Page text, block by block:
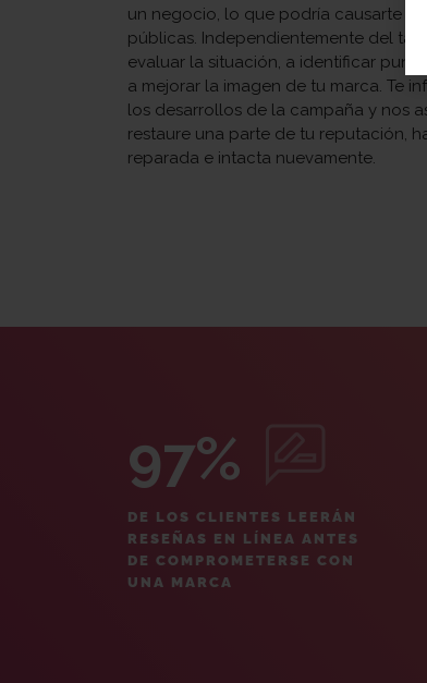
un negocio, lo que podría causarte
públicas. Independientemente del
evaluar la situación, a identificar
a mejorar la imagen de tu marca. Te
los desarrollos de la campaña y nos
restaure una parte de tu reputación,
reparada e intacta nuevamente.
97%
DE LOS CLIENTES LEERÁN
RESEÑAS EN LÍNEA ANTES
DE COMPROMETERSE CON
UNA MARCA